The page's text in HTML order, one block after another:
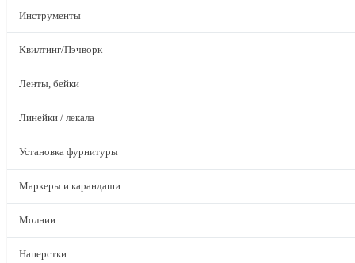
Инструменты
Квилтинг/Пэчворк
Ленты, бейки
Линейки / лекала
Установка фурнитуры
Маркеры и карандаши
Молнии
Наперстки